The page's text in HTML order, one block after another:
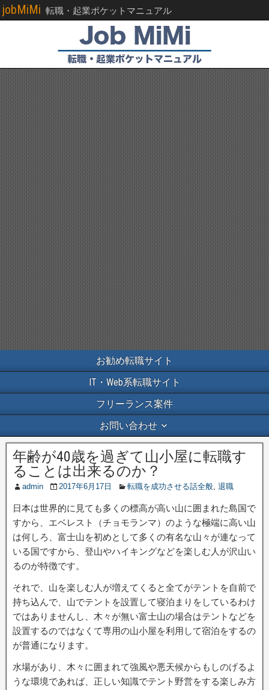
jobMiMi 転職・起業ポケットマニュアル
お勧め転職サイト
IT・Web系転職サイト
フリーランス案件
お問い合わせ
年齢が40歳を過ぎて山小屋に転職す
ることは出来るのか？
admin 2017年6月17日 転職を成功させる話全般, 退職
日本は世界的に見ても多くの標高が高い山に囲まれた島国で
すから、エベレスト（チョモランマ）のような極端に高い山
は何しろ、富士山を初めとして多くの有名な山々が連なって
いる国ですから、登山やハイキングなどを楽しむ人が沢山い
るのが特徴です。
それで、山を楽しむ人が増えてくると全てがテントを自前で
持ち込んで、山でテントを設置して寝泊まりをしているわけ
ではありませんし、木々が無い富士山の場合はテントなどを
設置するのではなくて専用の山小屋を利用して宿泊をするの
が普通になります。
水場があり、木々に囲まれて強風や悪天候からもしのげるよ
うな環境であれば、正しい知識でテント野営をする楽しみ方